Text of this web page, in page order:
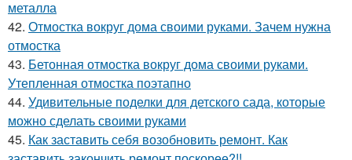
металла
42. Отмостка вокруг дома своими руками. Зачем нужна
отмостка
43. Бетонная отмостка вокруг дома своими руками.
Утепленная отмостка поэтапно
44. Удивительные поделки для детского сада, которые
можно сделать своими руками
45. Как заставить себя возобновить ремонт. Как